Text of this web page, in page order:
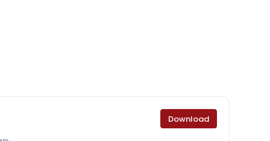
Download